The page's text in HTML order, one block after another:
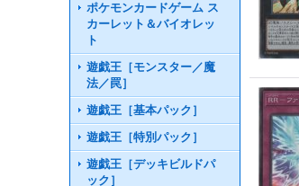
ポケモンカードゲーム ス
カーレット＆バイオレッ
ト
遊戯王［モンスター／魔
法／罠］
遊戯王［基本パック］
遊戯王［特別パック］
遊戯王［デッキビルドパ
ック］